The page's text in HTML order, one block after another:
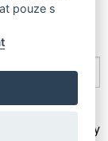
2026 | Dizajn by
pouze s